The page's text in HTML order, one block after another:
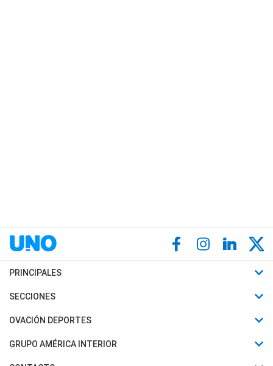
PRINCIPALES
Últimas Noticias
Política
SECCIONES
Horóscopo
Motores
OVACIÓN DEPORTES
Fútbol
Mundial
GRUPO AMÉRICA INTERIOR